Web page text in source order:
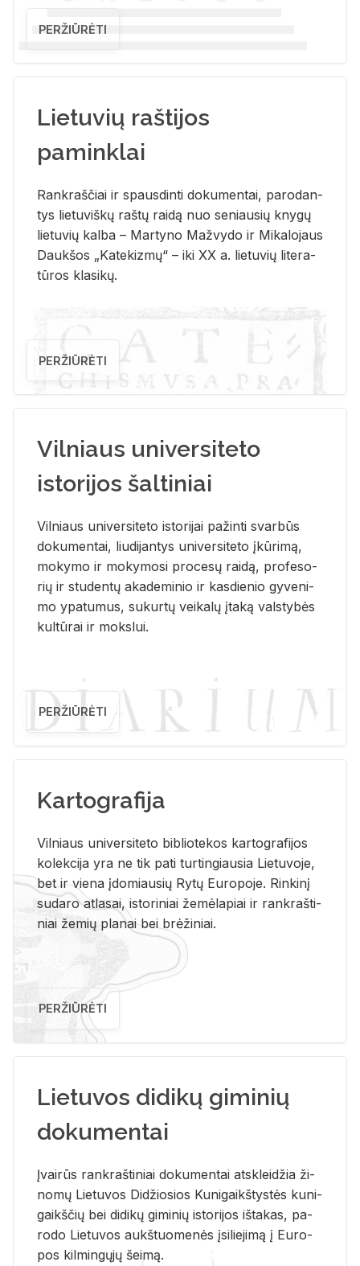
PERŽIŪRĖTI
Lietuvių raštijos
paminklai
Rank­raš­čiai ir spaus­din­ti do­ku­men­tai, pa­ro­dan­
tys lie­tu­viš­kų raš­tų rai­dą nuo se­niau­sių kny­gų
lie­tu­vių kal­ba – Mar­ty­no Ma­žvy­do ir Mi­ka­lo­jaus
Dauk­šos „Ka­te­kiz­mų“ – iki XX a. lie­tu­vių li­te­ra­
tū­ros kla­si­kų.
PERŽIŪRĖTI
Vilniaus universiteto
istorijos šaltiniai
Vil­niaus uni­ver­si­te­to is­to­ri­jai pa­žin­ti svar­būs
do­ku­men­tai, liu­di­jan­tys uni­ver­si­te­to įkū­ri­mą,
mo­ky­mo ir mo­ky­mo­si pro­ce­sų rai­dą, pro­fe­so­
rių ir stu­den­tų aka­de­mi­nio ir kas­die­nio gy­ve­ni­
mo ypa­tu­mus, su­kur­tų vei­ka­lų įta­ką vals­ty­bės
kul­tū­rai ir moks­lui.
PERŽIŪRĖTI
Kartografija
Vil­niaus uni­ver­si­te­to bi­b­lio­te­kos kar­to­gra­fi­jos
ko­lek­ci­ja yra ne tik pati tur­tin­giau­sia Lie­tu­vo­je,
bet ir vie­na įdo­miau­sių Rytų Eu­ro­po­je. Rin­ki­nį
su­da­ro at­la­sai, is­to­ri­niai že­mė­la­piai ir rank­raš­ti­
niai že­mių pla­nai bei brė­ži­niai.
PERŽIŪRĖTI
Lietuvos didikų giminių
dokumentai
Įvai­rūs rank­raš­ti­niai do­ku­men­tai at­sklei­džia ži­
no­mų Lie­tu­vos Di­džio­sios Ku­ni­gaikš­tys­tės ku­ni­
gaikš­čių bei di­di­kų gi­mi­nių is­to­ri­jos iš­ta­kas, pa­
ro­do Lie­tu­vos aukš­tuo­me­nės įsi­lie­ji­mą į Eu­ro­
pos kil­min­gų­jų šei­mą.